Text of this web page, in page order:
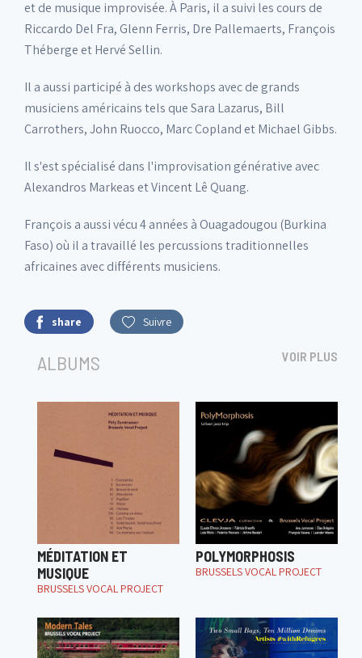
et de musique improvisée. À Paris, il a suivi les cours de
Riccardo Del Fra, Glenn Ferris, Dre Pallemaerts, François
Théberge et Hervé Sellin.
Il a aussi participé à des workshops avec de grands
musiciens américains tels que Sara Lazarus, Bill
Carrothers, John Ruocco, Marc Copland et Michael Gibbs.
Il s'est spécialisé dans l'improvisation générative avec
Alexandros Markeas et Vincent Lê Quang.
François a aussi vécu 4 années à Ouagadougou (Burkina
Faso) où il a travaillé les percussions traditionnelles
africaines avec différents musiciens.
share Suivre
ALBUMS VOIR PLUS
MÉDITATION ET
MUSIQUE
BRUSSELS VOCAL PROJECT
POLYMORPHOSIS
BRUSSELS VOCAL PROJECT